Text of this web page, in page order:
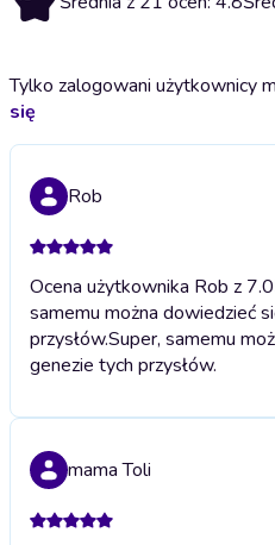
Tylko zalogowani użytkownicy
się
Rob
Ocena użytkownika Rob z
samemu można dowiedzieć
przysłów.Super, samemu
genezie tych przysłów.
mama Toli